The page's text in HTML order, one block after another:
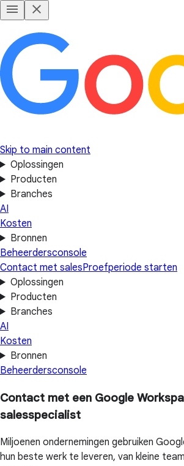
Skip to main content
Oplossingen
Producten
Branches
AI
Kosten
Bronnen
Beheerdersconsole
Contact met salesProefperiode starten
Oplossingen
Producten
Branches
AI
Kosten
Bronnen
Beheerdersconsole
Contact met een Google
salesspecialist
Miljoenen ondernemingen gebruiken
hun beste werk te leveren, van kleine